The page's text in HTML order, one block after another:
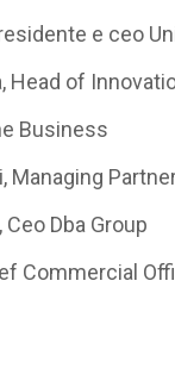
e ceo
Head of
Business
Managing
Dba Group
Commercial